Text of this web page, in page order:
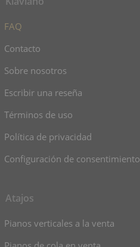
FAQ
Contacto
Sobre nosotros
Escribir una reseña
Términos de uso
Política de privacidad
Configuración de consentimiento
Atajos
Pianos verticales a la venta